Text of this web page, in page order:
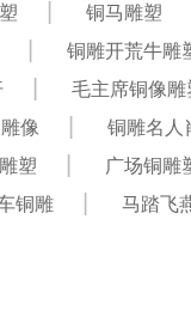
铜马雕塑
铜雕开荒牛雕
毛主席铜像雕
像
铜雕名人
塑 广场铜雕
铜雕
马踏飞